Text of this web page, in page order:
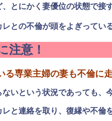
とにかく妻優位の状態で接
との不倫が頭をよぎってい
注意！
る専業主婦の妻も不倫に
いという状況であっても、
と連絡を取り、復縁や不倫